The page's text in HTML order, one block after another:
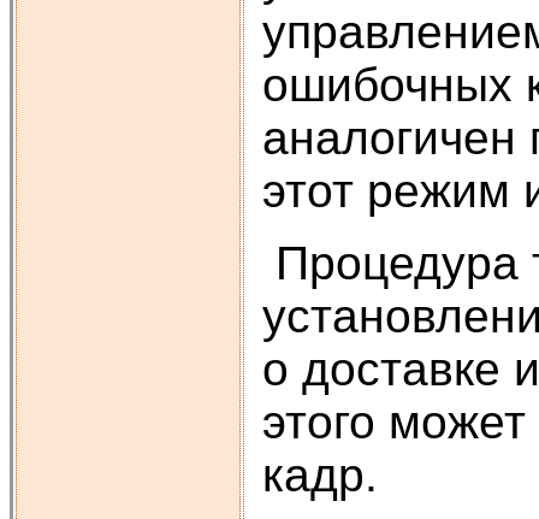
ошибочных
аналогичен
этот режим
Процедура
о доставке
этого
кадр.